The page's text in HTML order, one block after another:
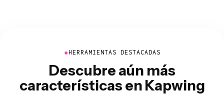
●HERRAMIENTAS DESTACADAS
Descubre aún más
características en Kapwing